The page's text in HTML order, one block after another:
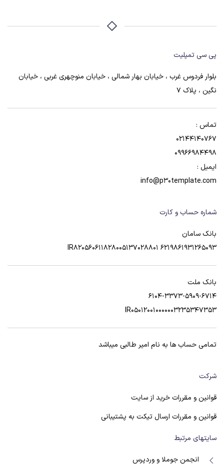
پی سی تمپلیت
بلوار فردوس غرب ، خیابان بهار شمالی ، خیابان منوچهری غربی ، خیابان
نگین ، پلاک 7
تماس :
02144140767
09966984498
ایمیل :
info@p30template.com
شماره حساب و کارت
بانک سامان
6219861931265093 IR820560611828005137028801
بانک ملت
6104-3373-5909-6714
IR050120010000003235347353
تمامی حساب ها به نام امیر طالبی میباشد
شرکت
قوانین و مقررات خرید از سایت
قوانین و مقررات ارسال تیکت به پشتیبانی
سایتهای مرتبط
انجمن جوملا و وردپرس